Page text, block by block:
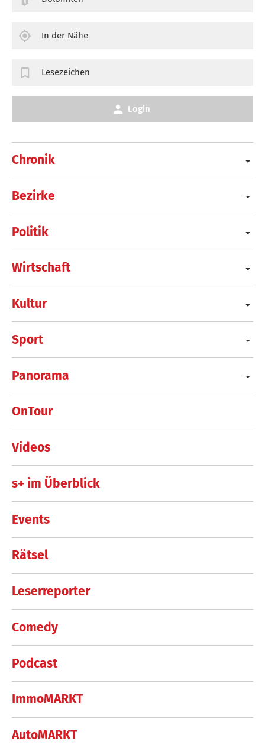
Chronik
Bezirke
Politik
Wirtschaft
Kultur
Sport
Panorama
OnTour
Videos
s+ im Überblick
Events
Rätsel
Leserreporter
Comedy
Podcast
ImmoMARKT
AutoMARKT
In der Nähe
Lesezeichen
Login